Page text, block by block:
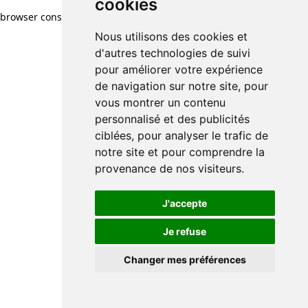
cookies
Nous utilisons des cookies et
d'autres technologies de suivi
pour améliorer votre expérience
de navigation sur notre site, pour
vous montrer un contenu
personnalisé et des publicités
ciblées, pour analyser le trafic de
notre site et pour comprendre la
provenance de nos visiteurs.
J'accepte
Je refuse
Changer mes préférences
cookies
Nous utilisons des cookies et
d'autres technologies de suivi
pour améliorer votre expérience
de navigation sur notre site, pour
vous montrer un contenu
personnalisé et des publicités
ciblées, pour analyser le trafic de
notre site et pour comprendre la
provenance de nos visiteurs.
J'accepte
Je refuse
Changer mes préférences
browser console for more information)